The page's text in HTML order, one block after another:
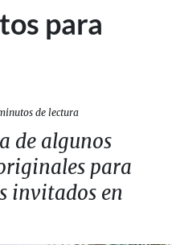
para
de lectura
de algunos
para
invitados en